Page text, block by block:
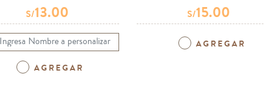
S/13.00
AGREGAR
S/15.00
AGREGAR